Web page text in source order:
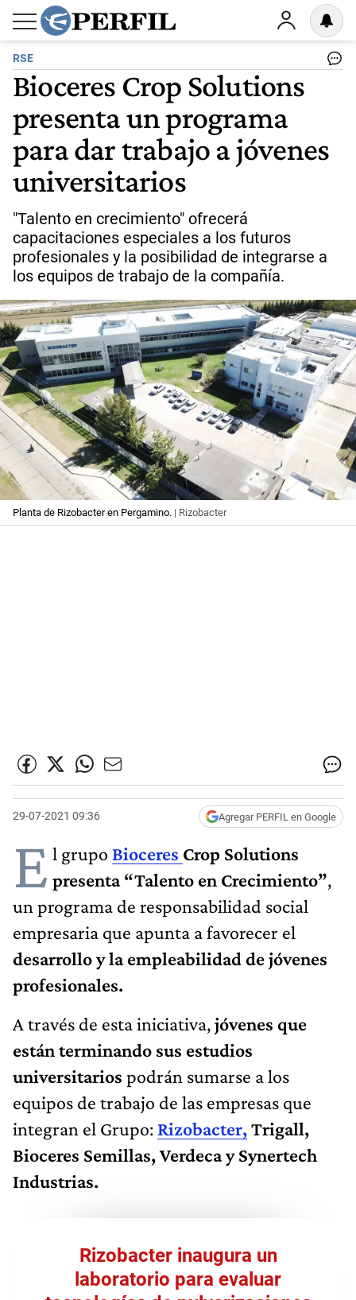
RSE
Bioceres Crop Solutions
presenta un programa
para dar trabajo a jóvenes
universitarios
"Talento en crecimiento" ofrecerá
capacitaciones especiales a los futuros
profesionales y la posibilidad de integrarse a
los equipos de trabajo de la compañía.
Planta de Rizobacter en Pergamino. | Rizobacter
29-07-2021 09:36 Agregar PERFIL en Google
E l grupo Bioceres Crop Solutions
presenta “Talento en Crecimiento”,
un programa de responsabilidad social
empresaria que apunta a favorecer el
desarrollo y la empleabilidad de jóvenes
profesionales.
A través de esta iniciativa,jóvenes que
están terminando sus estudios
universitarios podrán sumarse a los
equipos de trabajo de las empresas que
integran el Grupo: Rizobacter,Trigall,
Bioceres Semillas, Verdeca y Synertech
Industrias.
Rizobacter inaugura un
laboratorio para evaluar